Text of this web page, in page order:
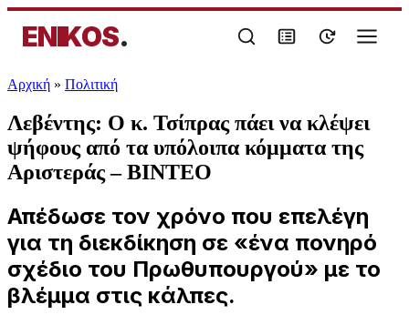
ENIKOS.
Αρχική » Πολιτική
Λεβέντης: Ο κ. Τσίπρας πάει να κλέψει
ψήφους από τα υπόλοιπα κόμματα της
Αριστεράς – ΒΙΝΤΕΟ
Απέδωσε τον χρόνο που επελέγη
για τη διεκδίκηση σε «ένα πονηρό
σχέδιο του Πρωθυπουργού» με το
βλέμμα στις κάλπες.